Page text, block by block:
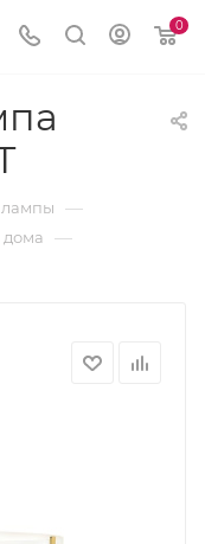
0
лампы —
дома —